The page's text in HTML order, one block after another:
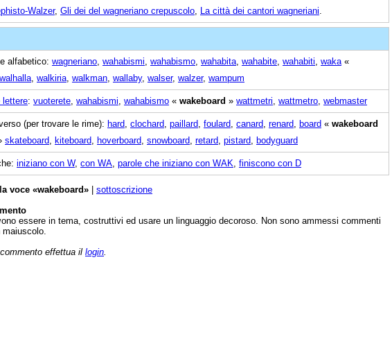
Walzer, Gli dei del wagneriano crepuscolo La città dei cantori wagneriani
alfabetico: wagneriano wahabismi wahabismo wahabita wahabite wahabiti waka «
walhalla walkiria walkman wallaby, walser, walzer, wampum
lettere: vuoterete wahabismi wahabismo « wakeboard » wattmetri wattmetro webmaster
(per trovare le rime): hard clochard paillard foulard canard renard board « wakeboard
skateboard kiteboard hoverboard snowboard retard pistard bodyguard
iniziano con W, con WA parole che iniziano con WAK finiscono con D
voce «wakeboard» | sottoscrizione
essere in tema, costruttivi ed usare un linguaggio decoroso. Non sono ammessi commenti
effettua il login